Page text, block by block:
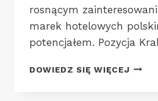
rosnącym
marek hotelowych
potencjałem. Pozycja
DOWIEDZ SIĘ WIĘCEJ